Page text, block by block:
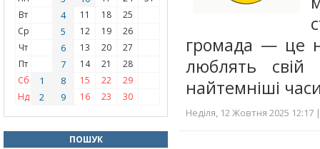
Вт
4 11 18
25
Ср
5 12 19
26
Чт
6 13 20
27
Пт
7 14 21
28
Сб
1 8 15 22
29
Нд
2 9 16 23 30
ПОШУК
громада — це
люблять свій
найтемніші
Неділя, 12 Жовтня 2025 12:17